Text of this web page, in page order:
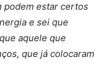
podem estar certos
e sei que
aquele que
que já colocaram